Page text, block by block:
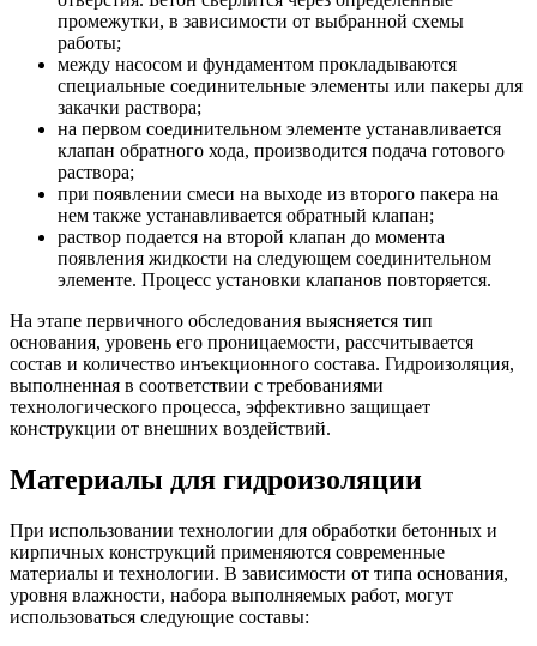
промежутки, в зависимости от выбранной схемы
работы;
между насосом и фундаментом прокладываются
специальные соединительные элементы или пакеры для
закачки раствора;
на первом соединительном элементе устанавливается
клапан обратного хода, производится подача готового
раствора;
при появлении смеси на выходе из второго пакера на
нем также устанавливается обратный клапан;
раствор подается на второй клапан до момента
появления жидкости на следующем соединительном
элементе. Процесс установки клапанов повторяется.
На этапе первичного обследования выясняется тип
основания, уровень его проницаемости, рассчитывается
состав и количество инъекционного состава. Гидроизоляция,
выполненная в соответствии с требованиями
технологического процесса, эффективно защищает
конструкции от внешних воздействий.
Материалы для гидроизоляции
При использовании технологии для обработки бетонных и
кирпичных конструкций применяются современные
материалы и технологии. В зависимости от типа основания,
уровня влажности, набора выполняемых работ, могут
использоваться следующие составы: